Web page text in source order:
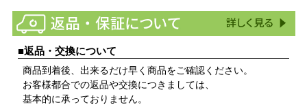
■返品・交換について
商品到着後、出来るだけ早く商品をご確認ください。
お客様都合での返品や交換につきましては、
基本的に承っておりません。